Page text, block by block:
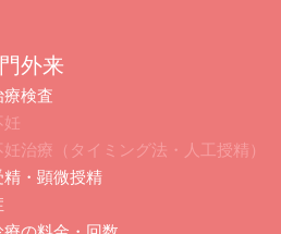
外来
検査
妊
妊治療（タイミング法・人工授精）
精・顕微授精